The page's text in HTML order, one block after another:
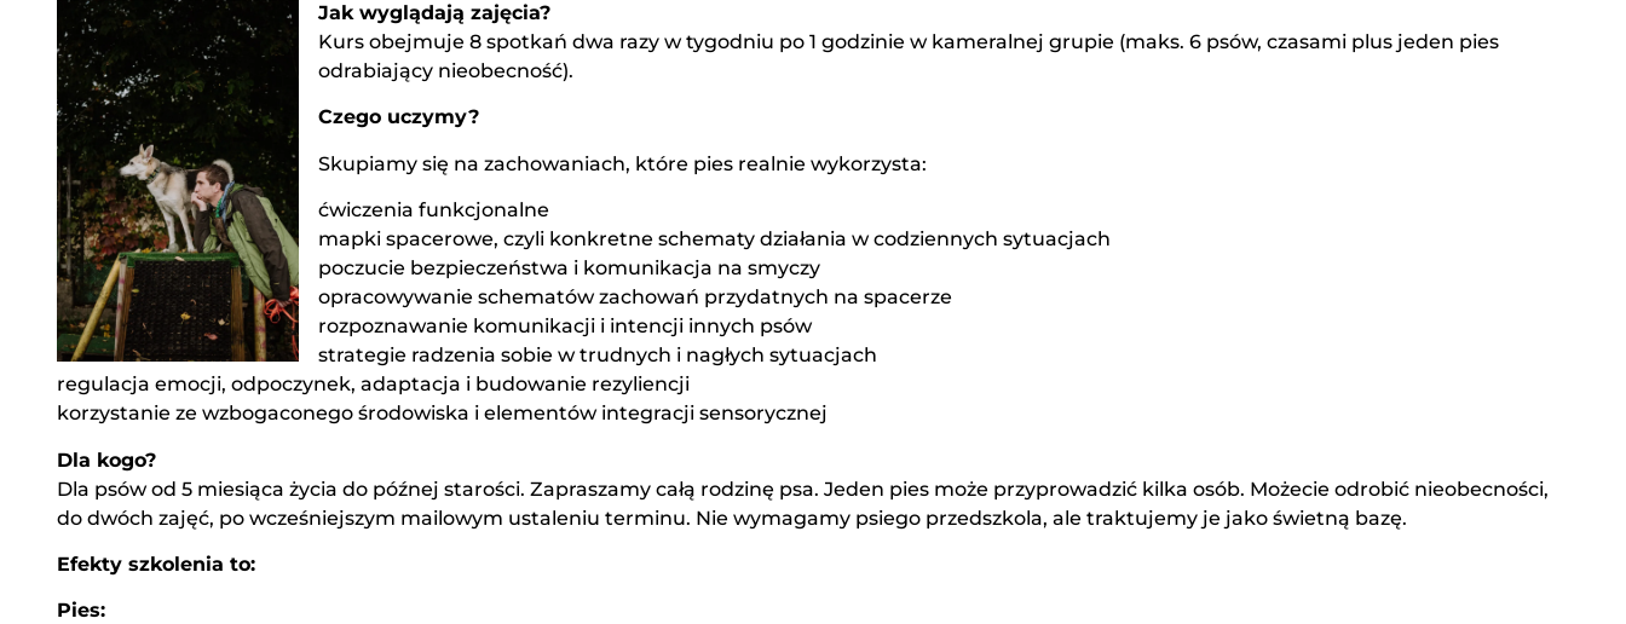
Jak wyglądają zajęcia?
Kurs obejmuje 8 spotkań dwa razy w tygodniu po 1 godzinie w kameralnej grupie (maks. 6 psów, czasami plus jeden pies
odrabiający nieobecność).
Czego uczymy?
Skupiamy się na zachowaniach, które pies realnie wykorzysta:
ćwiczenia funkcjonalne
mapki spacerowe, czyli konkretne schematy działania w codziennych sytuacjach
poczucie bezpieczeństwa i komunikacja na smyczy
opracowywanie schematów zachowań przydatnych na spacerze
rozpoznawanie komunikacji i intencji innych psów
strategie radzenia sobie w trudnych i nagłych sytuacjach
regulacja emocji, odpoczynek, adaptacja i budowanie rezyliencji
korzystanie ze wzbogaconego środowiska i elementów integracji sensorycznej
Dla kogo?
Dla psów od 5 miesiąca życia do późnej starości. Zapraszamy całą rodzinę psa. Jeden pies może przyprowadzić kilka osób. Możecie odrobić nieobecności,
do dwóch zajęć, po wcześniejszym mailowym ustaleniu terminu. Nie wymagamy psiego przedszkola, ale traktujemy je jako świetną bazę.
Efekty szkolenia to:
Pies: